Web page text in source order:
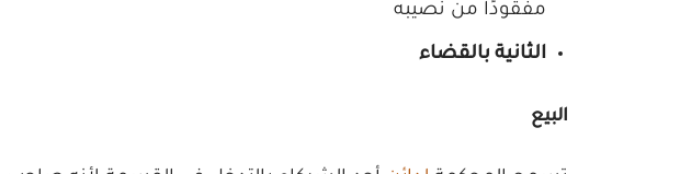
مفقودًا من نصيبه
الثانية بالقضاء
البيع